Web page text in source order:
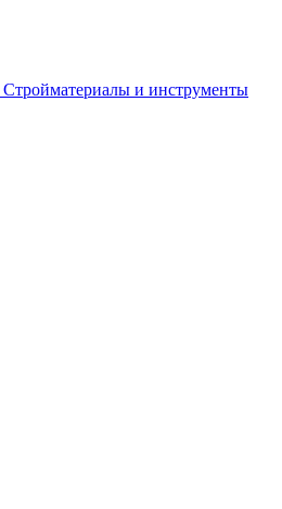
Стройматериалы и инструменты